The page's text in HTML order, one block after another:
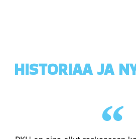
HISTORIAA JA